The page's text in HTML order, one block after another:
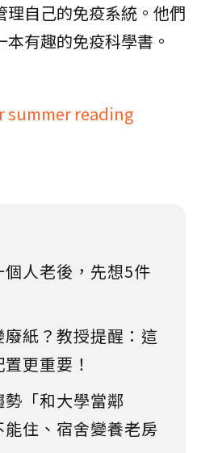
理自己的免疫系統。他們
有趣的免疫科學書。
summer reading
人老後，先想5件
紙？教授提醒：這
更重要！
「和大學當鄰
住、宿舍變養老房